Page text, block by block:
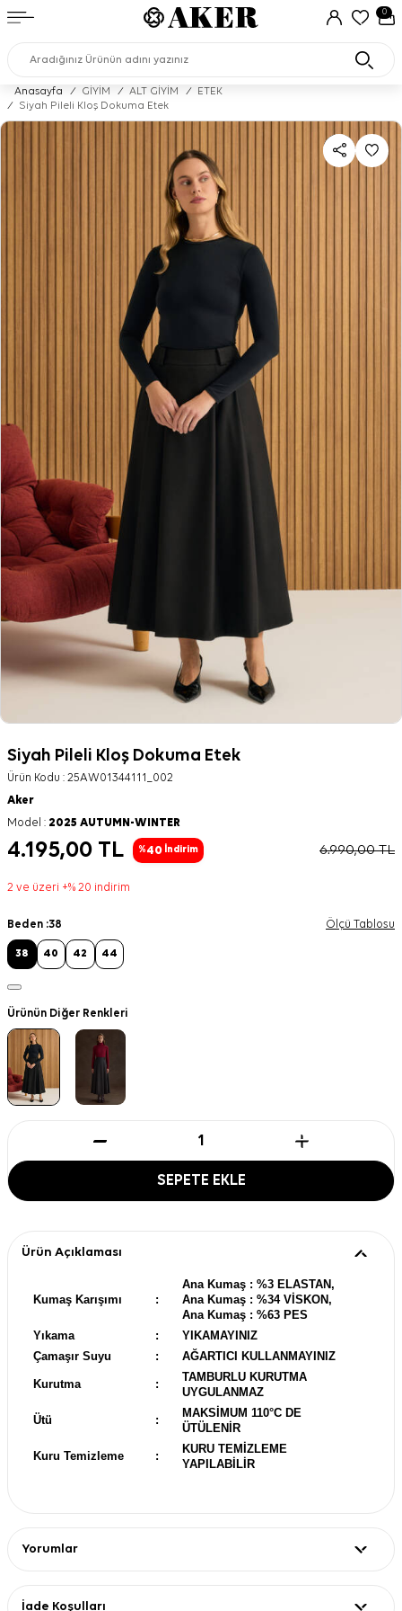
0
Anasayfa / GİYİM / ALT GİYİM /
ETEK
/
Siyah Pileli Kloş Dokuma Etek
Siyah Pileli Kloş Dokuma Etek
Ürün Kodu : 25AW01344111_002
Aker
Model : 2025 AUTUMN-WINTER
4.195,00 TL %40 İndirim 6.990,00TL
2 ve üzeri +% 20 indirim
Beden :38 Ölçü Tablosu
38 40 42 44
Ürünün Diğer Renkleri
SEPETE EKLE
Ürün Açıklaması
Kumaş Karışımı :
Ana Kumaş : %3 ELASTAN,
Ana Kumaş : %34 VİSKON,
Ana Kumaş : %63 PES
Yıkama
:
YIKAMAYINIZ
Çamaşır Suyu
: AĞARTICI KULLANMAYINIZ
Kurutma :
TAMBURLU KURUTMA
UYGULANMAZ
Ütü :
MAKSİMUM 110°C DE
ÜTÜLENİR
Kuru Temizleme :
KURU TEMİZLEME
YAPILABİLİR
Yorumlar
İade Koşulları